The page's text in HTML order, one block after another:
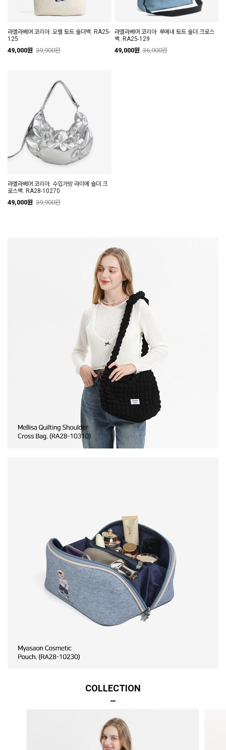
라엘라베어 코리아. 오렐 토트 숄더백. RA25-
125
49,000원 39,900원
라엘라베어 코리아. 루에네 토트 숄더 크로스
백. RA25-129
49,000원 36,900원
라엘라베어 코리아. 수입가방 라미에 숄더 크
로스백. RA28-10270
49,000원 39,900원
COLLECTION